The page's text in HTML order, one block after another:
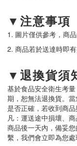
▼注意事項
1. 圖片僅供參考，商
2. 商品若於送達時即
▼退換貨須
基於食品安全衛生考
期，恕無法退換貨。
是否正確，若收到商
凡：運送途中損壞、
商品後一天內，備妥
繫，我們會立即為您處